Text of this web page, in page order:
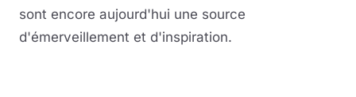
sont encore aujourd'hui une source
d'émerveillement et d'inspiration.